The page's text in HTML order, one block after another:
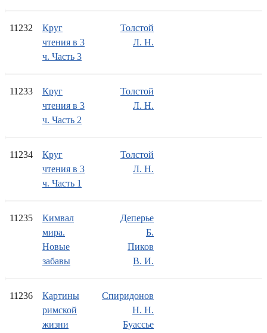
11232
Круг
чтения в 3
ч. Часть 3
Толстой
Л. Н.
11233
Круг
чтения в 3
ч. Часть 2
Толстой
Л. Н.
11234
Круг
чтения в 3
ч. Часть 1
Толстой
Л. Н.
11235
Кимвал
мира.
Новые
забавы
Деперье
Б.
Пиков
В. И.
11236
Картины
римской
жизни
Спиридонов
Н. Н.
Буассье